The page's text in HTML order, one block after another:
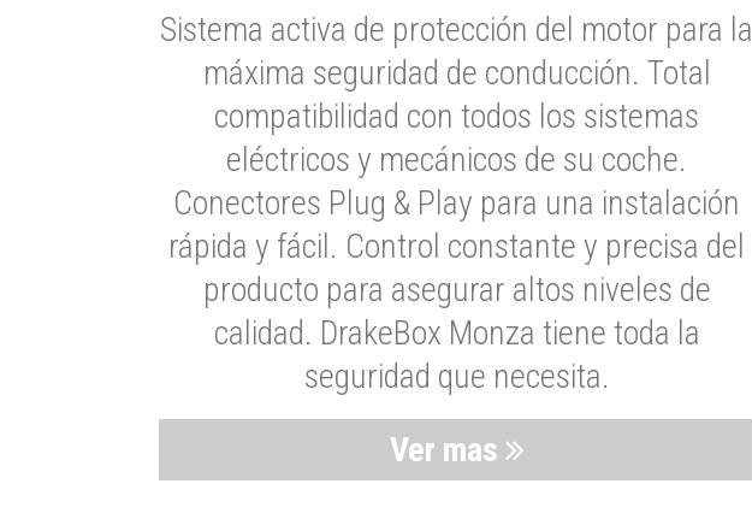
Sistema activa de protección del motor para la
máxima seguridad de conducción. Total
compatibilidad con todos los sistemas
eléctricos y mecánicos de su coche.
Conectores Plug & Play para una instalación
rápida y fácil. Control constante y precisa del
producto para asegurar altos niveles de
calidad. DrakeBox Monza tiene toda la
seguridad que necesita.
Ver mas